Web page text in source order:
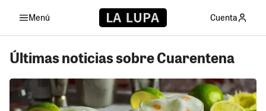
Menú Cuenta
Últimas noticias sobre Cuarentena